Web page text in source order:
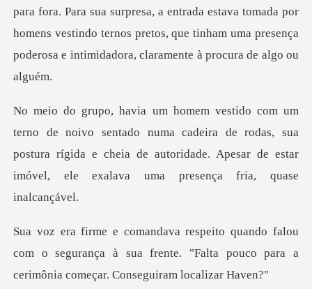
rpresa, a entrada estava tomada por
homens vestindo ternos pretos, que tinham
numa cadeira de rodas, sua
postura rígida e cheia de autoridade. Apes
u
com o segurança à sua frente. "Falta pouco para